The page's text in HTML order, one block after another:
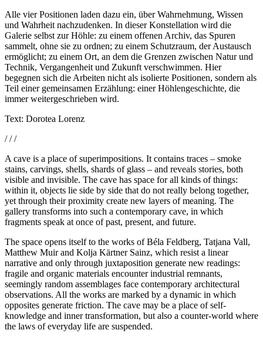
Alle vier Positionen laden dazu ein, über Wahrnehmung, Wissen
und Wahrheit nachzudenken. In dieser Konstellation wird die
Galerie selbst zur Höhle: zu einem offenen Archiv, das Spuren
sammelt, ohne sie zu ordnen; zu einem Schutzraum, der Austausch
ermöglicht; zu einem Ort, an dem die Grenzen zwischen Natur und
Technik, Vergangenheit und Zukunft verschwimmen. Hier
begegnen sich die Arbeiten nicht als isolierte Positionen, sondern als
Teil einer gemeinsamen Erzählung: einer Höhlengeschichte, die
immer weitergeschrieben wird.
Text: Dorotea Lorenz
/ / /
A cave is a place of superimpositions. It contains traces – smoke
stains, carvings, shells, shards of glass – and reveals stories, both
visible and invisible. The cave has space for all kinds of things:
within it, objects lie side by side that do not really belong together,
yet through their proximity create new layers of meaning. The
gallery transforms into such a contemporary cave, in which
fragments speak at once of past, present, and future.
The space opens itself to the works of Béla Feldberg, Tatjana Vall,
Matthew Muir and Kolja Kärtner Sainz, which resist a linear
narrative and only through juxtaposition generate new readings:
fragile and organic materials encounter industrial remnants,
seemingly random assemblages face contemporary architectural
observations. All the works are marked by a dynamic in which
opposites generate friction. The cave may be a place of self-
knowledge and inner transformation, but also a counter-world where
the laws of everyday life are suspended.